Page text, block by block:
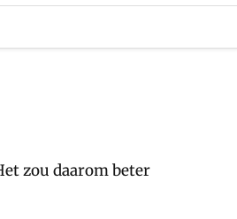
zou daarom beter